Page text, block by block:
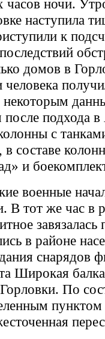
часов ночи.
наступила
к
домов в
после подхода
с
составе
и
военные
В тот же час в
завязалась
в районе
снарядов
Широкая
По
пунктом